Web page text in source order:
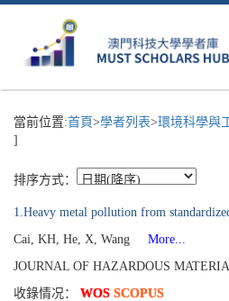
當前位置:首頁>學者列表>環境科學與
]
排序方式：
1.Heavy metal pollution from
Cai, KH, He, X, Wang
More...
JOURNAL OF HAZARDOUS
收錄情况： WOS SCOPUS